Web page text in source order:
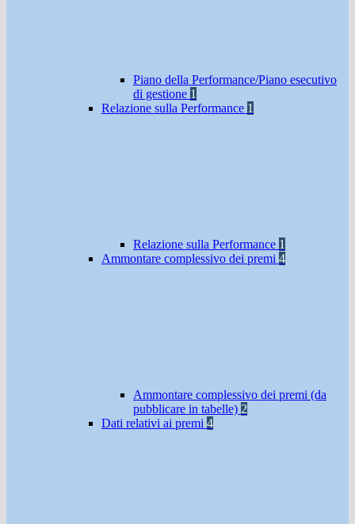
Piano della Performance/Piano esecutivo
di gestione 1
Relazione sulla Performance 1
Relazione sulla Performance 1
Ammontare complessivo dei premi 4
Ammontare complessivo dei premi (da
pubblicare in tabelle) 2
Dati relativi ai premi 4